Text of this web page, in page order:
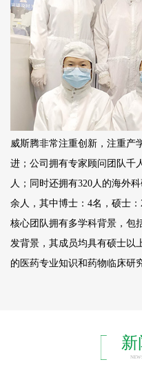
威斯腾非常注重创新，注重产
进；公司拥有专家顾问团队千
人；同时还拥有320人的海外
余人，其中博士：4名，硕士
核心团队拥有多学科背景，包
发背景，其成员均具有硕士以
的医药专业知识和药物临床研
新